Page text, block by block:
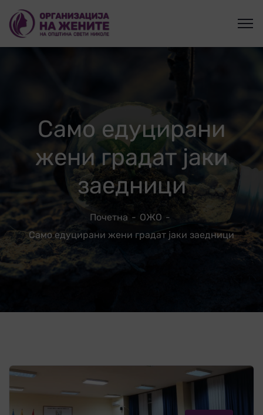
Само едуцирани
жени градат јаки
заедници
Почетна
ОЖО
Само едуцирани жени градат јаки заедници